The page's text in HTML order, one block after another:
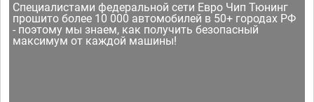
Специалистами федеральной сети Евро Чип Тюнинг
прошито более 10 000 автомобилей в 50+ городах РФ
- поэтому мы знаем, как получить безопасный
максимум от каждой машины!